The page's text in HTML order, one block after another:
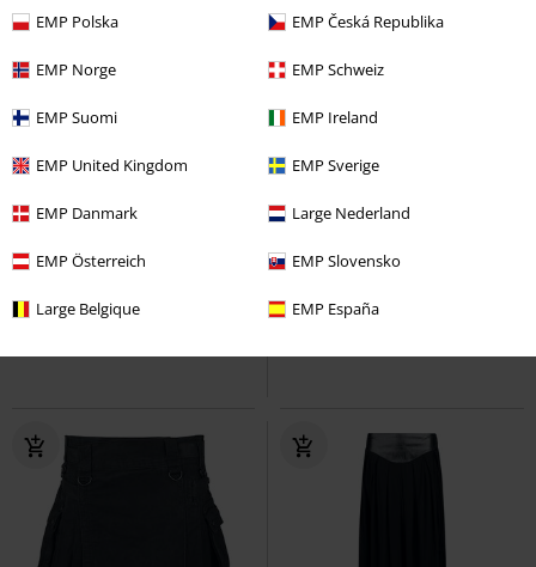
EMP Polska EMP Česká Republika
EMP Norge EMP Schweiz
EMP Suomi EMP Ireland
EMP United Kingdom EMP Sverige
EMP Danmark Large Nederland
EMP Österreich EMP Slovensko
Large Belgique EMP España
% Stock bajo
Desde37,99 €
hasta la rodilla
% Stock bajo
48,99 €
Midi Skirt
Killstar